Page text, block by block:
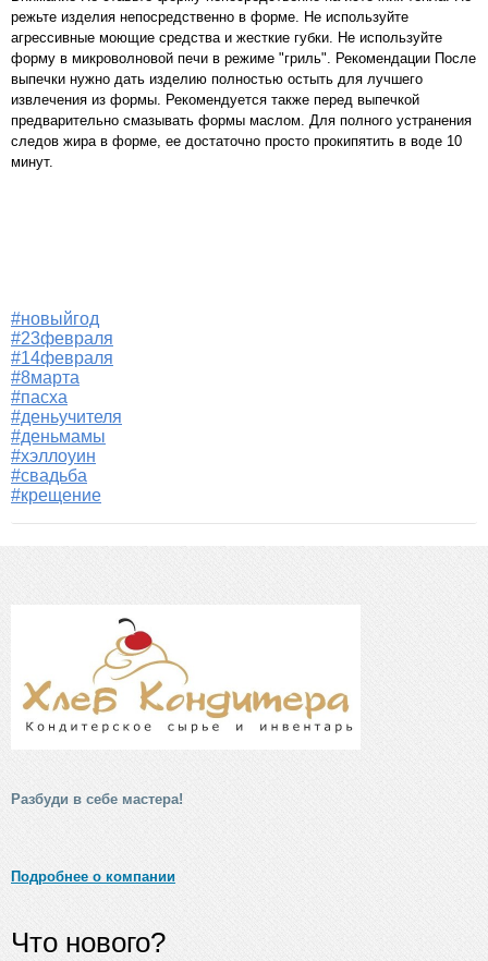
режьте изделия непосредственно в форме. Не используйте
агрессивные моющие средства и жесткие губки. Не используйте
форму в микроволновой печи в режиме "гриль". Рекомендации После
выпечки нужно дать изделию полностью остыть для лучшего
извлечения из формы. Рекомендуется также перед выпечкой
предварительно смазывать формы маслом. Для полного устранения
следов жира в форме, ее достаточно просто прокипятить в воде 10
минут.
#новыйгод
#23февраля
#14февраля
#8марта
#пасха
#деньучителя
#деньмамы
#хэллоуин
#свадьба
#крещение
Разбуди в себе мастера!
Подробнее о компании
Что нового?